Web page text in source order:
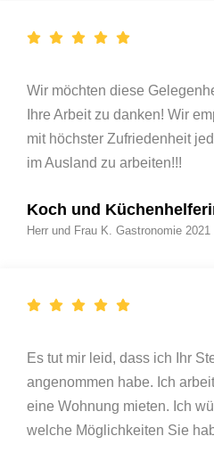
Wir möchten diese
Ihre Arbeit zu danken! Wir
mit höchster Zufriedenheit
im Ausland zu arbeiten!!!
Koch und
Herr und Frau K. Gastronomie 2021
Es tut mir leid, dass ich Ihr
angenommen habe. Ich
eine Wohnung mieten. Ich
welche Möglichkeiten Sie